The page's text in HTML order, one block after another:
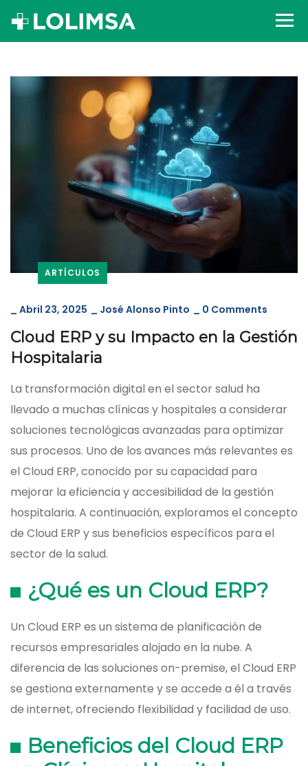
ARTÍCULOS
Abril 23, 2025 José Alonso Pinto 0 Comments
Cloud ERP y su Impacto en la Gestión
Hospitalaria
La transformación digital en el sector salud ha
llevado a muchas clínicas y hospitales a considerar
soluciones tecnológicas avanzadas para optimizar
sus procesos. Uno de los avances más relevantes es
el Cloud ERP, conocido por su capacidad para
mejorar la eficiencia y accesibilidad de la gestión
hospitalaria. A continuación, exploramos el concepto
de Cloud ERP y sus beneficios específicos para el
sector de la salud.
¿Qué es un Cloud ERP?
Un Cloud ERP es un sistema de planificación de
recursos empresariales alojado en la nube. A
diferencia de las soluciones on-premise, el Cloud ERP
se gestiona externamente y se accede a él a través
de internet, ofreciendo flexibilidad y facilidad de uso.
Beneficios del Cloud ERP